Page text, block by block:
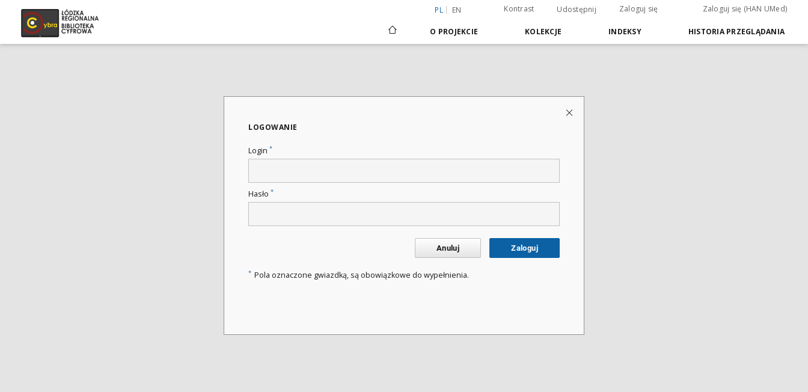
PL EN Kontrast Udostępnij Zaloguj się Zaloguj się (HAN UMed)
O PROJEKCIE KOLEKCJE INDEKSY HISTORIA PRZEGLĄDANIA
LOGOWANIE
Login *
Hasło *
Anuluj Zaloguj
* Pola oznaczone gwiazdką, są obowiązkowe do wypełnienia.